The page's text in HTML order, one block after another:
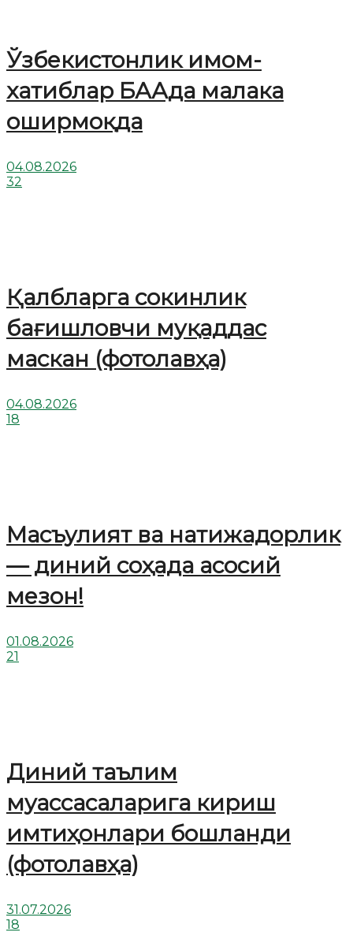
Ўзбекистонлик имом-
хатиблар БААда малака
оширмоқда
04.08.2026
32
Қалбларга сокинлик
бағишловчи муқаддас
маскан (фотолавҳа)
04.08.2026
18
Масъулият ва натижадорлик
— диний соҳада асосий
мезон!
01.08.2026
21
Диний таълим
муассасаларига кириш
имтиҳонлари бошланди
(фотолавҳа)
31.07.2026
18